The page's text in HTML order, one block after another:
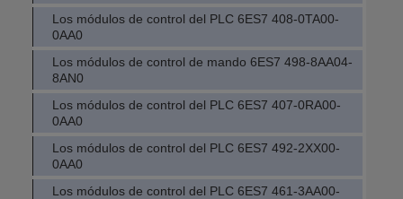
Los módulos de control del PLC 6ES7 408-0TA00-
0AA0
Los módulos de control de mando 6ES7 498-8AA04-
8AN0
Los módulos de control del PLC 6ES7 407-0RA00-
0AA0
Los módulos de control del PLC 6ES7 492-2XX00-
0AA0
Los módulos de control del PLC 6ES7 461-3AA00-